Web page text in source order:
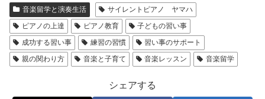
音楽留学と演奏生活
サイレントピアノ ヤマハ
ピアノの上達
ピアノ教育
子どもの習い事
成功する習い事
練習の習慣
習い事のサポート
親の関わり方
音楽と子育て 音楽レッスン 音楽留学
シェアする